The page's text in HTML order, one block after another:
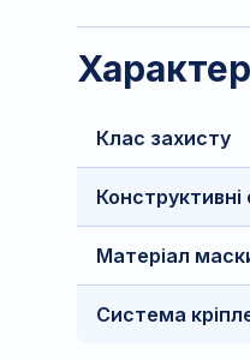
Клас захисту
Конструктивні
Матеріал
Система